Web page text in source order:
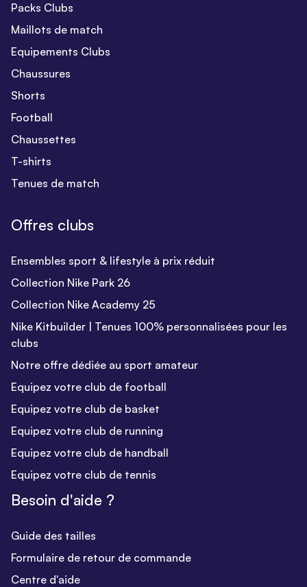
Packs Clubs
Maillots de match
Equipements Clubs
Chaussures
Shorts
Football
Chaussettes
T-shirts
Tenues de match
Offres clubs
Ensembles sport & lifestyle à prix réduit
Collection Nike Park 26
Collection Nike Academy 25
Nike Kitbuilder | Tenues 100% personnalisées pour les
clubs
Notre offre dédiée au sport amateur
Equipez votre club de football
Equipez votre club de basket
Equipez votre club de running
Equipez votre club de handball
Equipez votre club de tennis
Besoin d'aide ?
Guide des tailles
Formulaire de retour de commande
Centre d'aide